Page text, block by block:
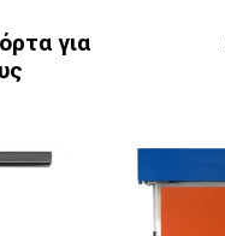
για